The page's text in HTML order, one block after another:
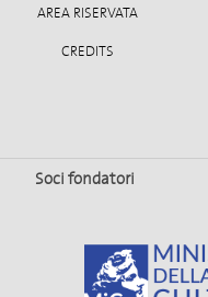
AREA RISERVATA
CREDITS
Soci fondatori